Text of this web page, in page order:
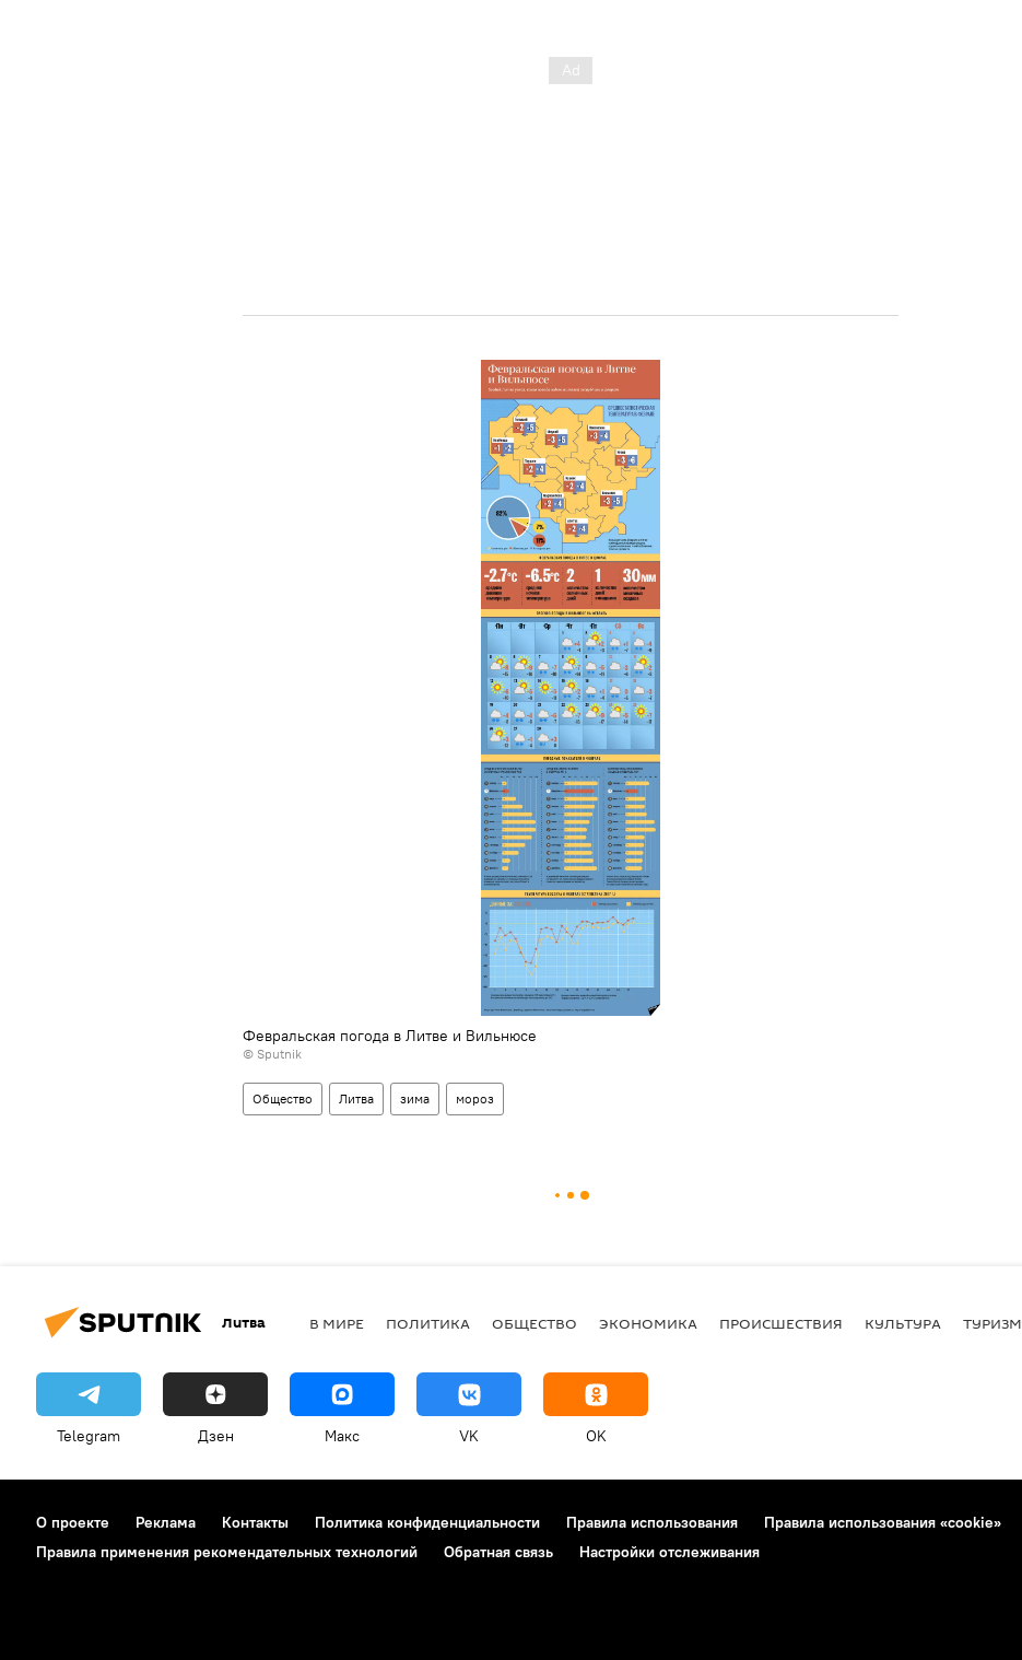
Февральская погода в Литве и Вильнюсе
© Sputnik
Общество Литва зима мороз
Литва В МИРЕ ПОЛИТИКА ОБЩЕСТВО ЭКОНОМИКА ПРОИСШЕСТВИЯ КУЛЬТУРА ТУРИЗМ
Telegram Дзен Макс VK OK
О проекте Реклама Контакты Политика конфиденциальности Правила использования
Правила использования «cookie»
Правила применения рекомендательных технологий
Обратная связь Настройки отслеживания